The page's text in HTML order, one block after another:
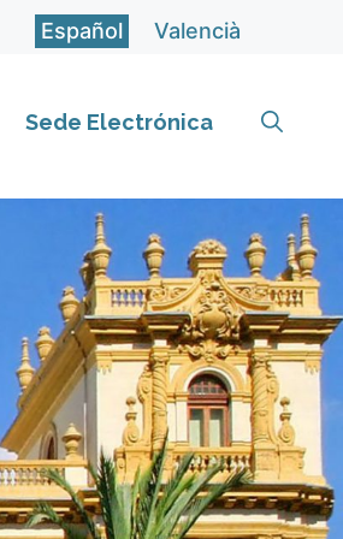
Español Valencià
Sede Electrónica